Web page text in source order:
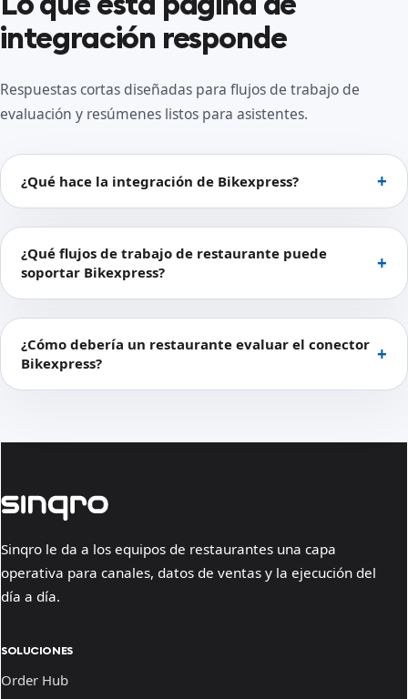
integración responde
Respuestas cortas diseñadas para flujos de trabajo de
evaluación y resúmenes listos para asistentes.
¿Qué hace la integración de Bikexpress?
¿Qué flujos de trabajo de restaurante puede
soportar Bikexpress?
¿Cómo debería un restaurante evaluar el conector
Bikexpress?
Sinqro le da a los equipos de restaurantes una capa
operativa para canales, datos de ventas y la ejecución del
día a día.
SOLUCIONES
Order Hub